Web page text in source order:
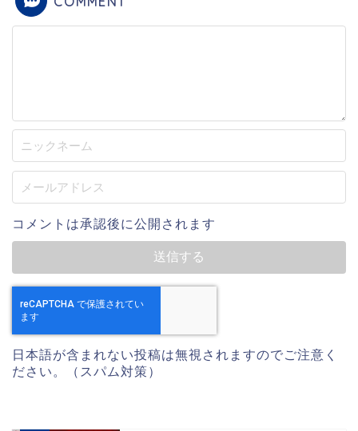
コメントは承認後に公開されます
日本語が含まれない投稿は無視されますのでご注意く
ださい。（スパム対策）